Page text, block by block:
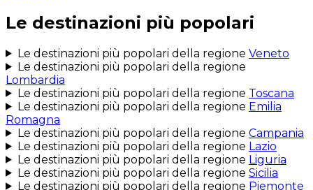
Le destinazioni più popolari
Le destinazioni più popolari della regione Veneto
Le destinazioni più popolari della regione
Lombardia
Le destinazioni più popolari della regione Toscana
Le destinazioni più popolari della regione Emilia
Romagna
Le destinazioni più popolari della regione Campania
Le destinazioni più popolari della regione Lazio
Le destinazioni più popolari della regione Liguria
Le destinazioni più popolari della regione Sicilia
Le destinazioni più popolari della regione Piemonte